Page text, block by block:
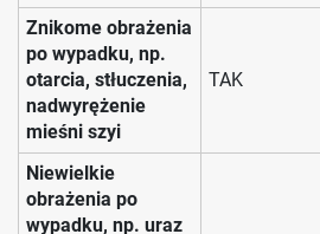
Znikome obrażenia
po wypadku, np.
otarcia, stłuczenia,
nadwyrężenie
mieśni szyi
TAK
Niewielkie
obrażenia po
wypadku, np. uraz